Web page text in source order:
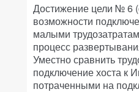
Достижение цели № 6
возможности
малыми
процесс
Уместно сравнить
подключение хоста к
потраченными на